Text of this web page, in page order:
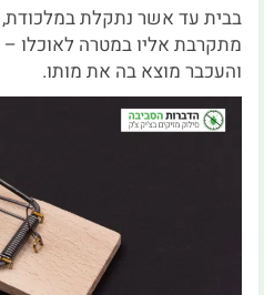
בבית עד אשר נתקלת במלכודת,
מתקרבת אליו במטרה לאוכלו –
והעכבר מוצא בה את מותו.